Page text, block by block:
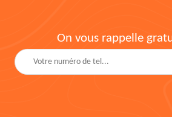
On vous rappelle